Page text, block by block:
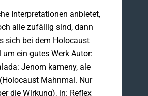
Interpretationen anbietet,
alle zufällig sind, dann
sich bei dem Holocaust
ein gutes Werk Autor:
Jenom kameny, ale
Mahnmal. Nur
die Wirkung), in: Reflex